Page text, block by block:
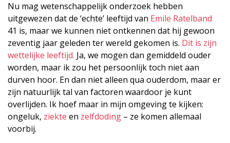
Nu mag wetenschappelijk onderzoek hebben
uitgewezen dat de ‘echte’ leeftijd van Emile Ratelband
41 is, maar we kunnen niet ontkennen dat hij gewoon
zeventig jaar geleden ter wereld gekomen is. Dit is zijn
wettelijke leeftijd. Ja, we mogen dan gemiddeld ouder
worden, maar ik zou het persoonlijk toch niet aan
durven hoor. En dan niet alleen qua ouderdom, maar er
zijn natuurlijk tal van factoren waardoor je kunt
overlijden. Ik hoef maar in mijn omgeving te kijken:
ongeluk, ziekte en zelfdoding – ze komen allemaal
voorbij.